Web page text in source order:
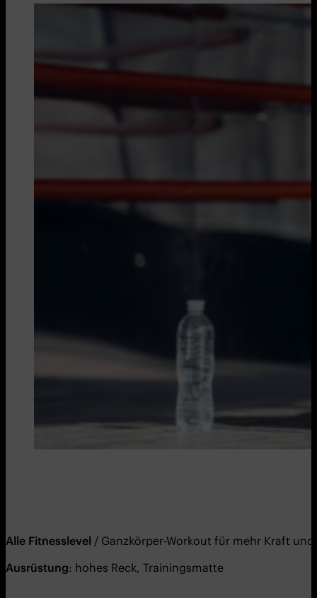
Alle Fitnesslevel / Ganzkörper-Workout für mehr Kraft
Ausrüstung: hohes Reck, Trainingsmatte